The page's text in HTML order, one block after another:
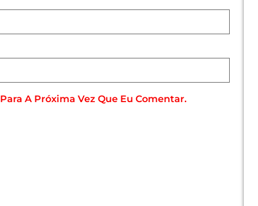
A Próxima Vez Que Eu Comentar.